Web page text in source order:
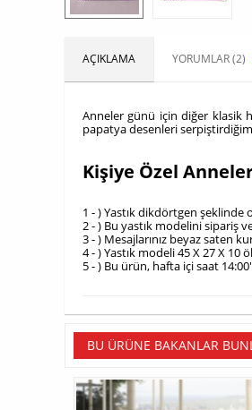
AÇIKLAMA YORUMLAR (2)
Anneler günü için diğer klasik
papatya desenleri
Kişiye Özel
1 - ) Yastık dikdörtgen
2 - ) Bu yastık modelini sipariş
3 - ) Mesajlarınız beyaz saten
4 - ) Yastık modeli 45 X 27 X 10
5 - ) Bu ürün, hafta içi saat
BU ÜRÜNE BAKANLAR